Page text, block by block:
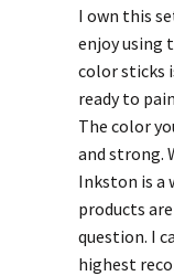
I own this
enjoy using
color sticks
ready to
The color
and strong.
Inkston is a
products
question. I
highest